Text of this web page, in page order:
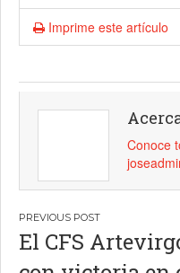
Imprime este artículo
Conoce
Navegación
de
El CFS